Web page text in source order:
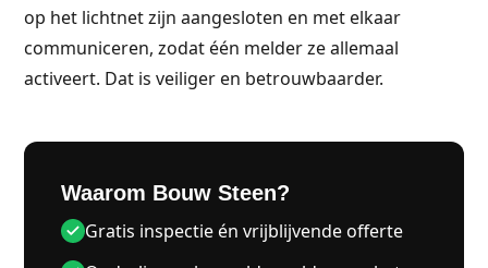
op het lichtnet zijn aangesloten en met elkaar
communiceren, zodat één melder ze allemaal
activeert. Dat is veiliger en betrouwbaarder.
Waarom Bouw Steen?
Gratis inspectie én vrijblijvende offerte